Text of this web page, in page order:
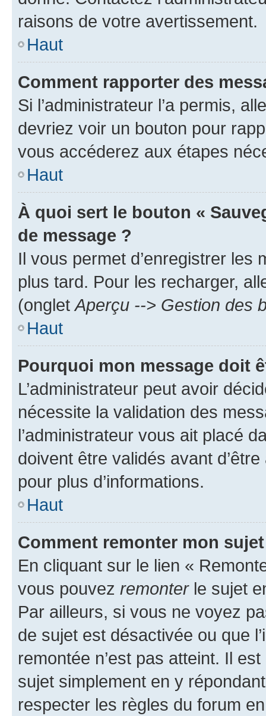
raisons de votre avertissement.
Haut
Comment rapporter des
Si l’administrateur l’a permis,
devriez voir un bouton pour
vous accéderez aux étapes
Haut
À quoi sert le bouton «
de message ?
Il vous permet d’enregistrer
plus tard. Pour les recharger,
(ongletAperçu --> Gestion des
Haut
Pourquoi mon message doit
L’administrateur peut avoir
nécessite la validation des
l’administrateur vous ait placé
doivent être validés avant
pour plus d’informations.
Haut
Comment remonter mon
En cliquant sur le lien «
vous pouvez remonterle sujet
Par ailleurs, si vous ne voyez
de sujet est désactivée ou que
remontée n’est pas atteint. Il
sujet simplement en y
respecter les règles du forum